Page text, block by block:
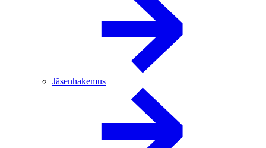
Jäsenhakemus